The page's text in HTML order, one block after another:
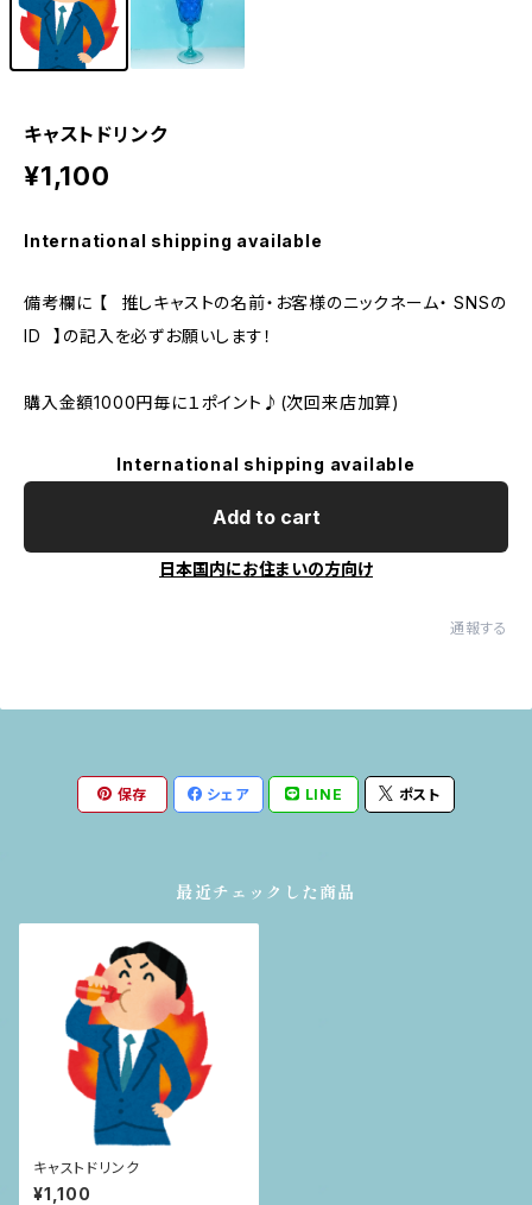
キャストドリンク
¥1,100
International shipping available
備考欄に 【⠀推しキャストの名前・お客様のニックネーム・ SNSの
ID⠀】の記入を必ずお願いします！
購入金額1000円毎に１ポイント♪(次回来店加算)
International shipping available
Add to cart
日本国内にお住まいの方向け
通報する
保存 シェア LINE ポスト
最近チェックした商品
キャストドリンク
¥1,100